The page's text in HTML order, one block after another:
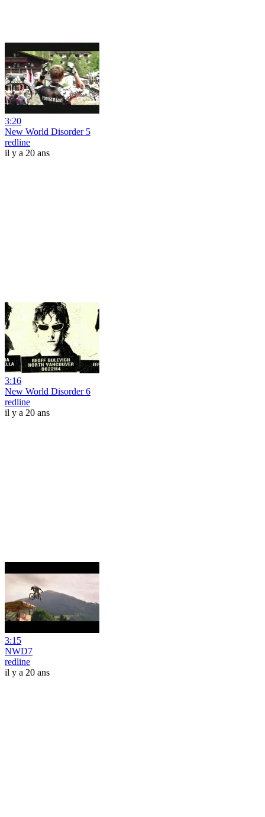
3:20
New World Disorder 5
redline
il y a 20 ans
3:16
New World Disorder 6
redline
il y a 20 ans
3:15
NWD7
redline
il y a 20 ans